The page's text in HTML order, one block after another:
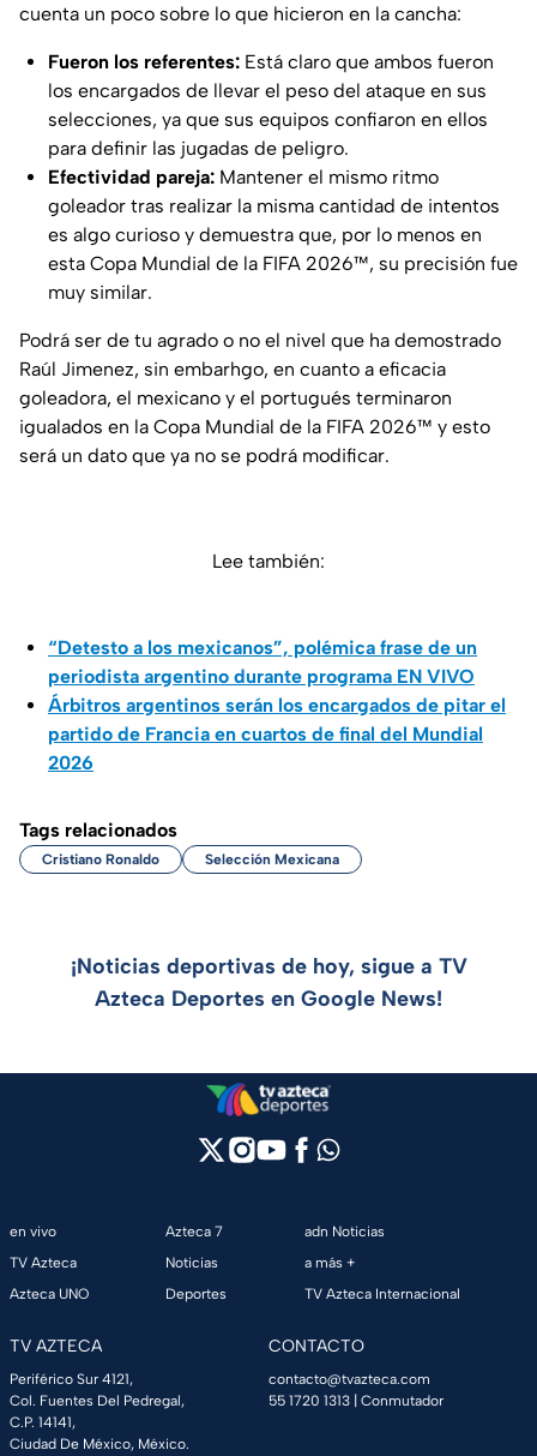
cuenta un poco sobre lo que hicieron en la cancha:
Fueron los referentes: Está claro que ambos fueron
los encargados de llevar el peso del ataque en sus
selecciones, ya que sus equipos confiaron en ellos
para definir las jugadas de peligro.
Efectividad pareja: Mantener el mismo ritmo
goleador tras realizar la misma cantidad de intentos
es algo curioso y demuestra que, por lo menos en
esta Copa Mundial de la FIFA 2026™, su precisión fue
muy similar.
Podrá ser de tu agrado o no el nivel que ha demostrado
Raúl Jimenez, sin embarhgo, en cuanto a eficacia
goleadora, el mexicano y el portugués terminaron
igualados en la Copa Mundial de la FIFA 2026™ y esto
será un dato que ya no se podrá modificar.
Lee también:
“Detesto a los mexicanos”, polémica frase de un
periodista argentino durante programa EN VIVO
Árbitros argentinos serán los encargados de pitar el
partido de Francia en cuartos de final del Mundial
2026
Tags relacionados
Cristiano Ronaldo Selección Mexicana
¡Noticias deportivas de hoy, sigue a TV
Azteca Deportes en Google News!
en vivo
TV Azteca
Azteca UNO
Azteca 7
Noticias
Deportes
adn Noticias
a más +
TV Azteca Internacional
TV AZTECA
Periférico Sur 4121,
Col. Fuentes Del Pedregal,
C.P. 14141,
Ciudad De México, México.
CONTACTO
contacto@tvazteca.com
55 1720 1313 | Conmutador